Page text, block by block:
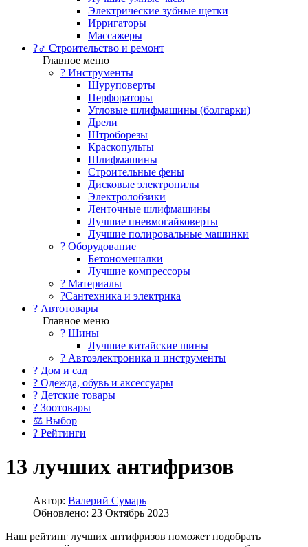
Электрические зубные щетки
Ирригаторы
Массажеры
?‍♂️ Строительство и ремонт
Главное меню
?️ Инструменты
Шуруповерты
Перфораторы
Угловые шлифмашины (болгарки)
Дрели
Штроборезы
Краскопульты
Шлифмашины
Строительные фены
Дисковые электропилы
Электролобзики
Ленточные шлифмашины
Лучшие пневмогайковерты
Лучшие полировальные машинки
?️ Оборудование
Бетономешалки
Лучшие компрессоры
? Материалы
?Сантехника и электрика
? Автотовары
Главное меню
? Шины
Лучшие китайские шины
? Автоэлектроника и инструменты
? Дом и сад
? Одежда, обувь и аксессуары
? Детские товары
? Зоотовары
⚖ Выбор
? Рейтинги
13 лучших антифризов
Автор: Валерий Сумарь
Обновлено: 23 Октябрь 2023
Наш рейтинг лучших антифризов поможет подобрать